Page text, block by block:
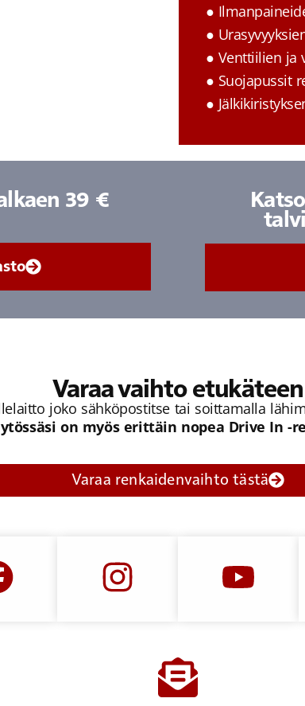
●
●
● Venttiilien ja
● Suojapussit
●
39 €
Varaa vaihto etukäteen
joko sähköpostitse tai soittamalla
on myös erittäin nopea Drive In -
Varaa renkaidenvaihto tästä